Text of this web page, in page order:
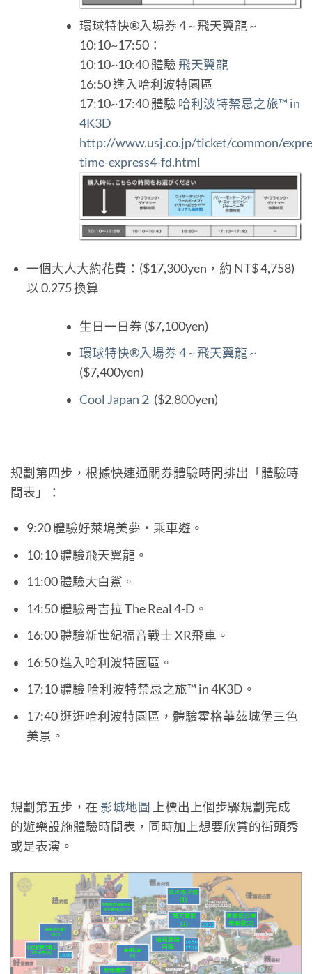
環球特快®入場券 4 ~ 飛天翼龍 ~
10:10~17:50：
10:10~10:40 體驗飛天翼龍
16:50 進入哈利波特園區
17:10~17:40 體驗 哈利波特禁忌之旅™ in
4K3D
http://www.usj.co.jp/ticket/common/
time-express4-fd.html
一個大人大約花費：($17,300yen，約 NT$ 4,758)
以 0.275 換算
生日一日券 ($7,100yen)
環球特快®入場券 4 ~ 飛天翼龍 ~
($7,400yen)
Cool Japan２ ($2,800yen)
規劃第四步，根據快速通關券體驗時間排出「體驗時
間表」：
9:20 體驗好萊塢美夢‧乘車遊。
10:10 體驗飛天翼龍。
11:00 體驗大白鯊。
14:50 體驗哥吉拉 The Real 4-D。
16:00 體驗新世紀福音戰士 XR飛車。
16:50 進入哈利波特園區。
17:10 體驗 哈利波特禁忌之旅™ in 4K3D。
17:40 逛逛哈利波特園區，體驗霍格華茲城堡三色
美景。
規劃第五步，在 影城地圖 上標出上個步驟規劃完成
的遊樂設施體驗時間表，同時加上想要欣賞的街頭秀
或是表演。